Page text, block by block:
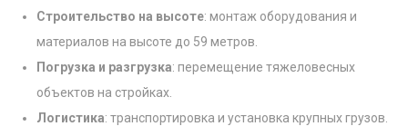
Строительство на высоте: монтаж оборудования и
материалов на высоте до 59 метров.
Погрузка и разгрузка: перемещение тяжеловесных
объектов на стройках.
Логистика: транспортировка и установка крупных грузов.